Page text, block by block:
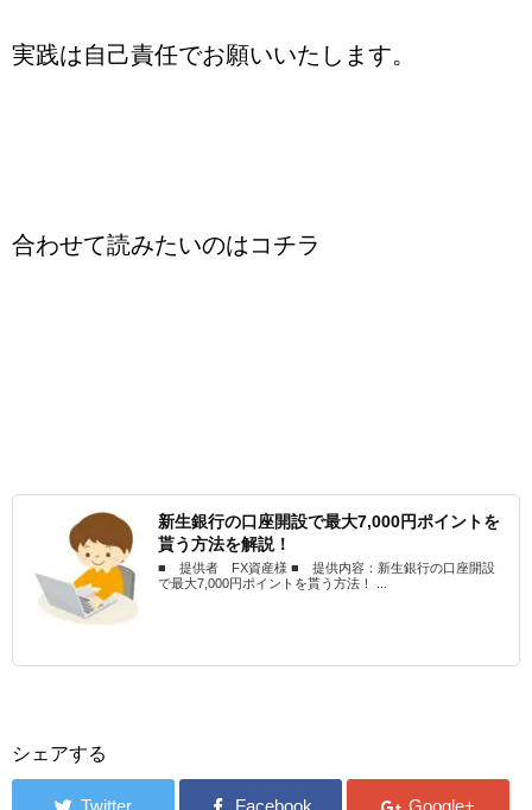
実践は自己責任でお願いいたします。
合わせて読みたいのはコチラ
新生銀行の口座開設で最大7,000円ポイントを
貰う方法を解説！
■ 提供者 FX資産様 ■ 提供内容：新生銀行の口座開設
で最大7,000円ポイントを貰う方法！ ...
シェアする